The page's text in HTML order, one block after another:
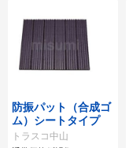
防振パット（合成ゴ
ム）シートタイプ
トラスコ中山